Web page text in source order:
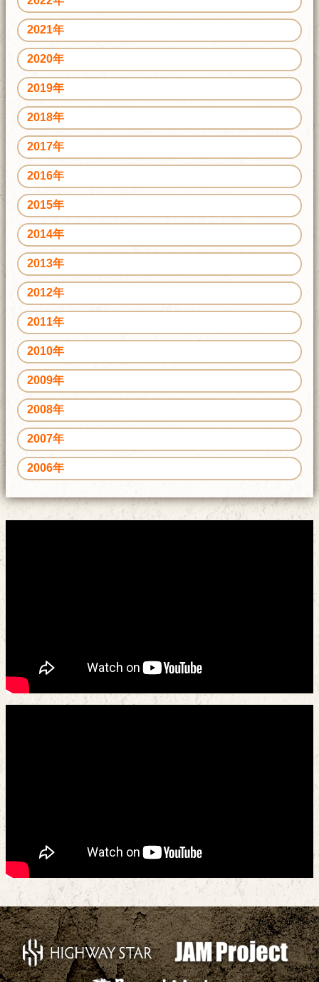
2021年
2020年
2019年
2018年
2017年
2016年
2015年
2014年
2013年
2012年
2011年
2010年
2009年
2008年
2007年
2006年